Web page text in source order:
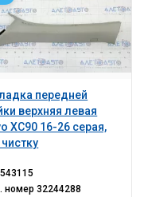
передней
верхняя левая
XC90 16-26 серая,
543115
номер32244288